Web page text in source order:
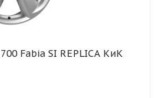
Fabia SI REPLICA КиК